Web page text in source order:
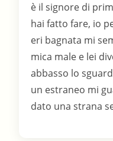
è il signore di
hai fatto fare, io
eri bagnata mi
mica male e lei
abbasso lo
un estraneo mi
dato una strana